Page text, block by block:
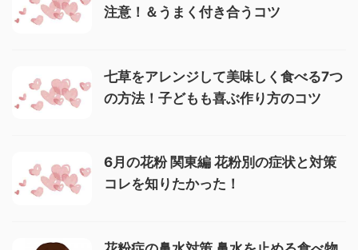
注意！＆うまく付き合うコツ
七草をアレンジして美味しく食べる7つ
の方法！子どもも喜ぶ作り方のコツ
6月の花粉 関東編 花粉別の症状と対策
コレを知りたかった！